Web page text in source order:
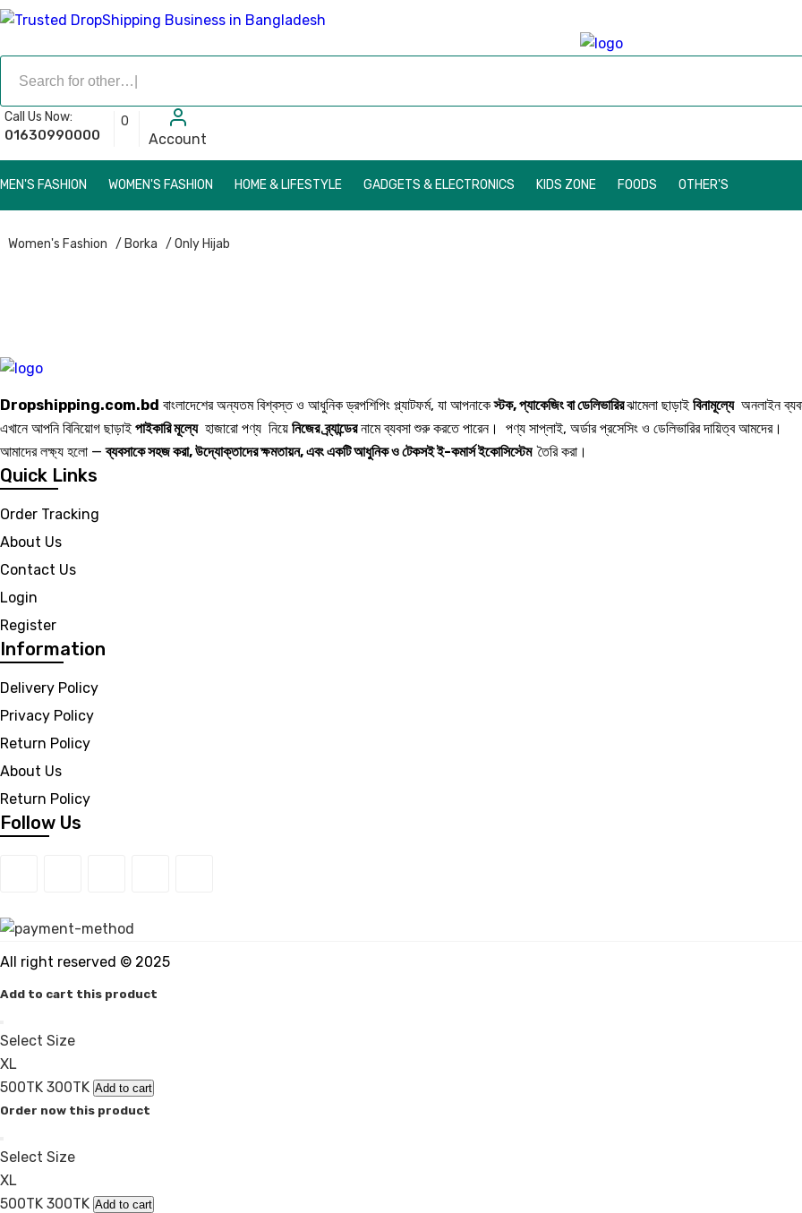
Call Us Now:
01630990000
0
Account
MEN'S FASHION WOMEN'S FASHION HOME & LIFESTYLE GADGETS & ELECTRONICS KIDS ZONE FOODS OTHER'S
Women's Fashion / Borka / Only Hijab
Dropshipping.com.bd বাংলাদেশের অন্যতম বিশ্বস্ত ও আধুনিক ড্রপশিপিং প্ল্যাটফর্ম, যা আপনাকেস্টক, প্যাকেজিং বা ডেলিভারিরঝামেলা ছাড়াই বিনামূল্যেঅনলাইন
এখানে আপনি বিনিয়োগ ছাড়াই পাইকারি মূল্যেহাজারো পণ্য নিয়ে নিজের ব্র্যান্ডেরনামে ব্যবসা শুরু করতে পারেন। পণ্য সাপ্লাই, অর্ডার প্রসেসিং ও ডেলিভারির দায়িত্ব আমদের।
আমাদের লক্ষ্য হলো —ব্যবসাকে সহজ করা, উদ্যোক্তাদের ক্ষমতায়ন, এবং একটি আধুনিক ও টেকসই ই-কমার্স ইকোসিস্টেম তৈরি করা।
Quick Links
Order Tracking
About Us
Contact Us
Login
Register
Information
Delivery Policy
Privacy Policy
Return Policy
About Us
Return Policy
Follow Us
All right reserved © 2025
Add to cart this product
Select Size
XL
500TK 300TK Add to cart
Order now this product
Select Size
XL
500TK 300TK Add to cart